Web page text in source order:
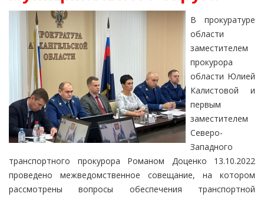
В прокуратуре
области
заместителем
прокурора
области Юлией
Калистовой и
первым
заместителем
Северо-
Западного
транспортного прокурора Романом Доценко 13.10.2022
проведено межведомственное совещание, на котором
рассмотрены вопросы обеспечения транспортной